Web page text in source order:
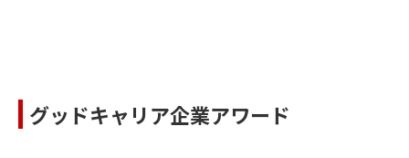
グッドキャリア企業アワード